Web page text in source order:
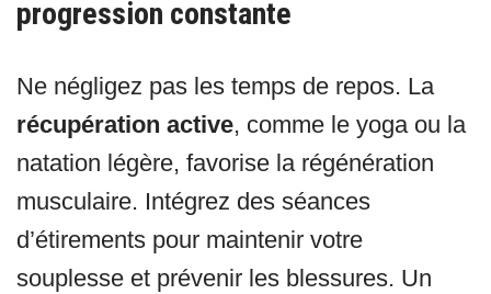
progression constante
Ne négligez pas les temps de repos. La
récupération active, comme le yoga ou la
natation légère, favorise la régénération
musculaire. Intégrez des séances
d’étirements pour maintenir votre
souplesse et prévenir les blessures. Un